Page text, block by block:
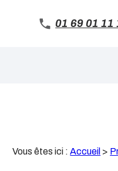
01 69 01 11
Vous êtes ici :Accueil >